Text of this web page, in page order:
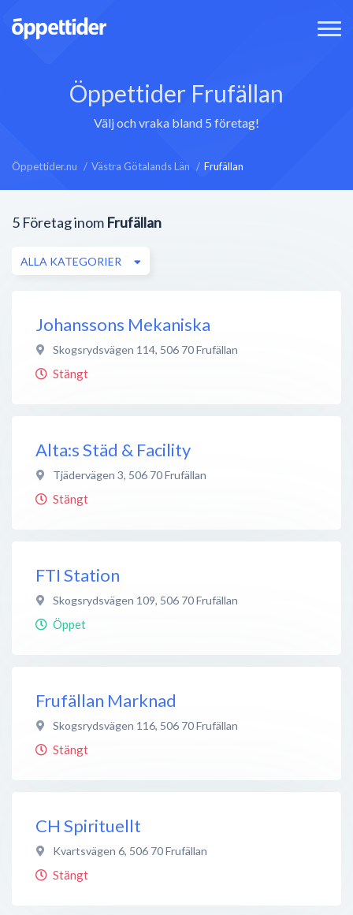
Öppettider Frufällan
Välj och vraka bland 5 företag!
Öppettider.nu Västra Götalands Län Frufällan
5 Företag inom Frufällan
ALLA KATEGORIER
Johanssons Mekaniska
Skogsrydsvägen 114, 506 70Frufällan
Stängt
Alta:s Städ & Facility
Tjädervägen 3, 506 70Frufällan
Stängt
FTI Station
Skogsrydsvägen 109, 506 70Frufällan
Öppet
Frufällan Marknad
Skogsrydsvägen 116, 506 70Frufällan
Stängt
CH Spirituellt
Kvartsvägen 6, 506 70Frufällan
Stängt